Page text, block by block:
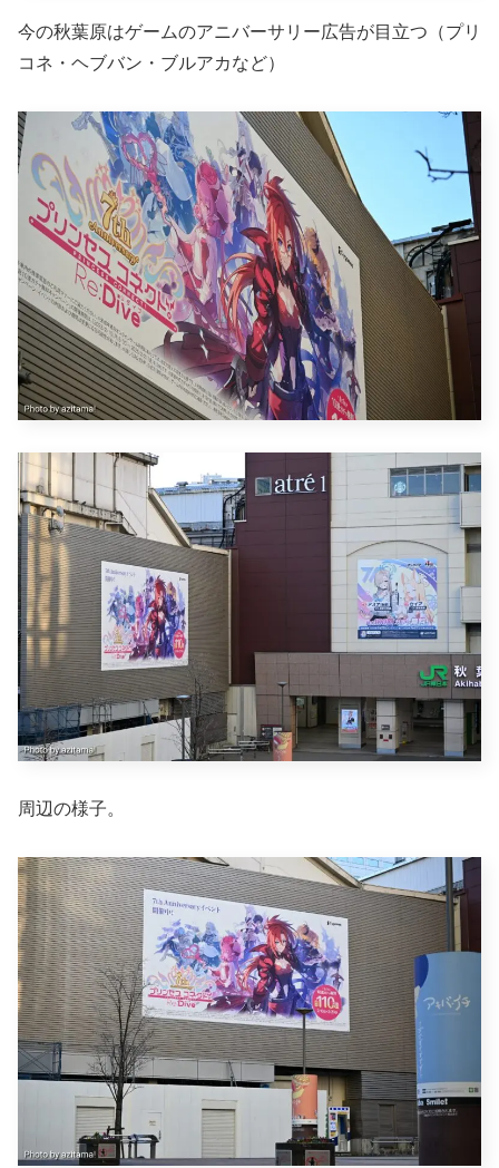
今の秋葉原はゲームのアニバーサリー広告が目立つ（プリ
コネ・ヘブバン・ブルアカなど）
周辺の様子。